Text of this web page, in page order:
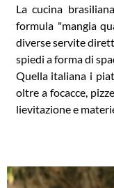
La cucina
formula "mangia
diverse servite
spiedi a forma di
Quella italiana i
oltre a focacce,
lievitazione e